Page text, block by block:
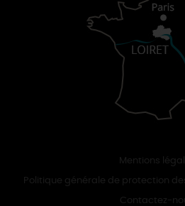
Mentions
Politique générale de protection
Contactez-